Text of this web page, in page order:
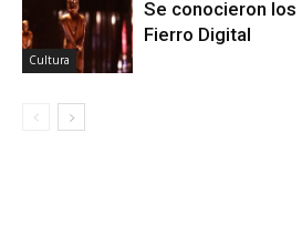
Cultura
Se conocieron los
Fierro Digital